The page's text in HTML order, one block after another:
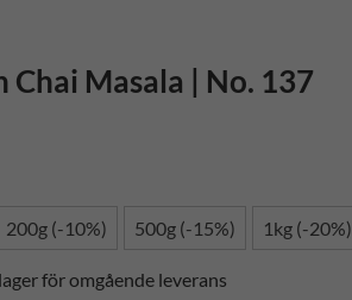
Chai Masala | No. 137
200g (-10%) 500g (-15%) 1kg (-20%)
för omgående leverans